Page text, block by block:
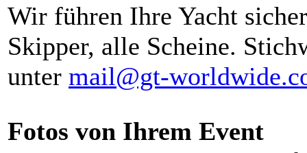
Wir führen Ihre Yacht
Skipper, alle Scheine.
unter mail@gt-
Fotos von Ihrem Event